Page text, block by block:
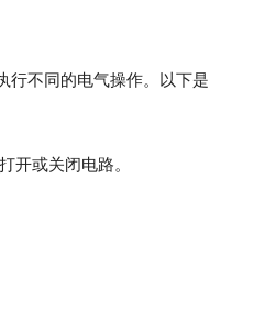
行不同的电气操作。以下是
开或关闭电路。